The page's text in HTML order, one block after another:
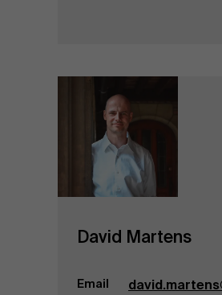
David Martens
Email